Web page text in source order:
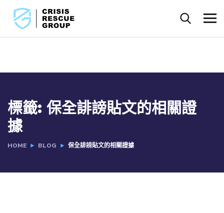
標籤: 保全誹謗貼文的相關證
據
HOME BLOG 保全誹謗貼文的相關證據